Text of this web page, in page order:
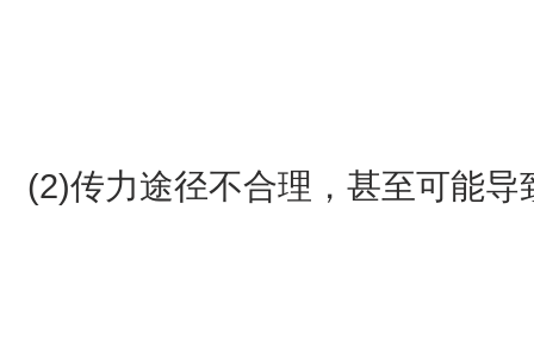
(2)传力途径不合理，甚至可能